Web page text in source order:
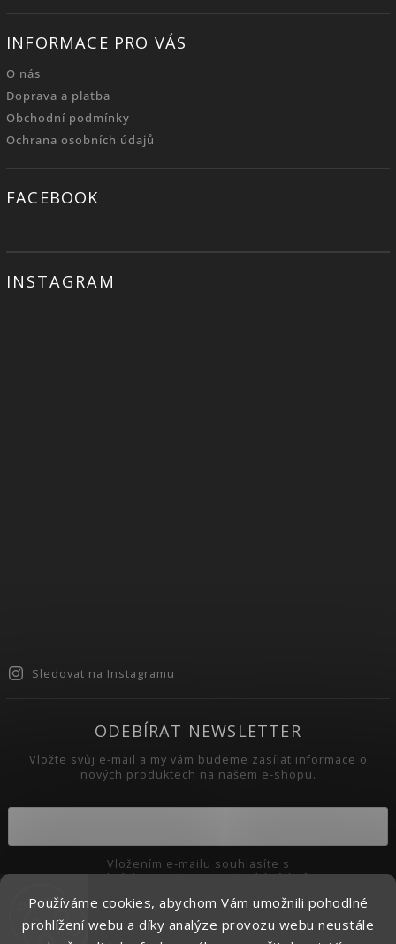
Používáme cookies, abychom Vám umožnili pohodlné
prohlížení webu a díky analýze provozu webu neustále
INFORMACE PRO VÁS
O nás
Doprava a platba
Obchodní podmínky
Ochrana osobních údajů
FACEBOOK
INSTAGRAM
Sledovat na Instagramu
ODEBÍRAT NEWSLETTER
Vložte svůj e-mail a my vám budeme zasílat informace o
nových produktech na našem e-shopu.
podmínkami ochrany osobních údajů
Přihlásit se